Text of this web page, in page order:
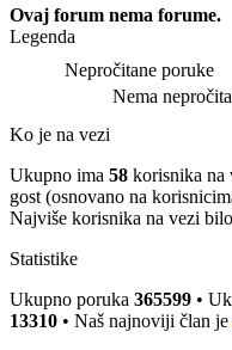
Ovaj forum nema forume.
Legenda
Nepročitane
Nepročitane poruke
Nema
Ko je na vezi
Ukupno ima 58 korisnika na
gost (osnovano na
Najviše korisnika na vezi
Statistike
Ukupno poruka 365599 •
13310 • Naš najnoviji član je